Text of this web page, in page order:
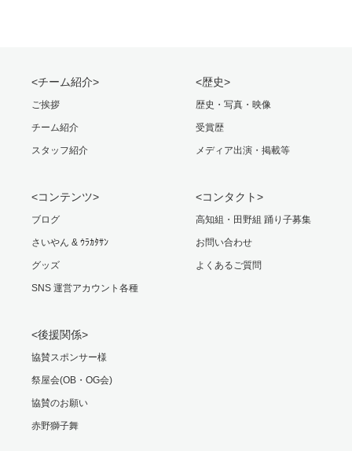
<チーム紹介>
ご挨拶
チーム紹介
スタッフ紹介
<歴史>
歴史・写真・映像
受賞歴
メディア出演・掲載等
<コンテンツ>
ブログ
さいやん & ｳﾗｶﾀｻﾝ
グッズ
SNS 運営アカウント各種
<コンタクト>
高知組・田野組 踊り子募集
お問い合わせ
よくあるご質問
<後援関係>
協賛スポンサー様
祭屋会(OB・OG会)
協賛のお願い
赤野獅子舞